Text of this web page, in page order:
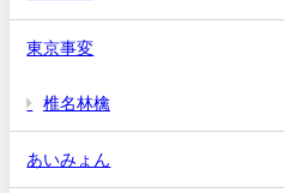
東京事変
椎名林檎
あいみょん